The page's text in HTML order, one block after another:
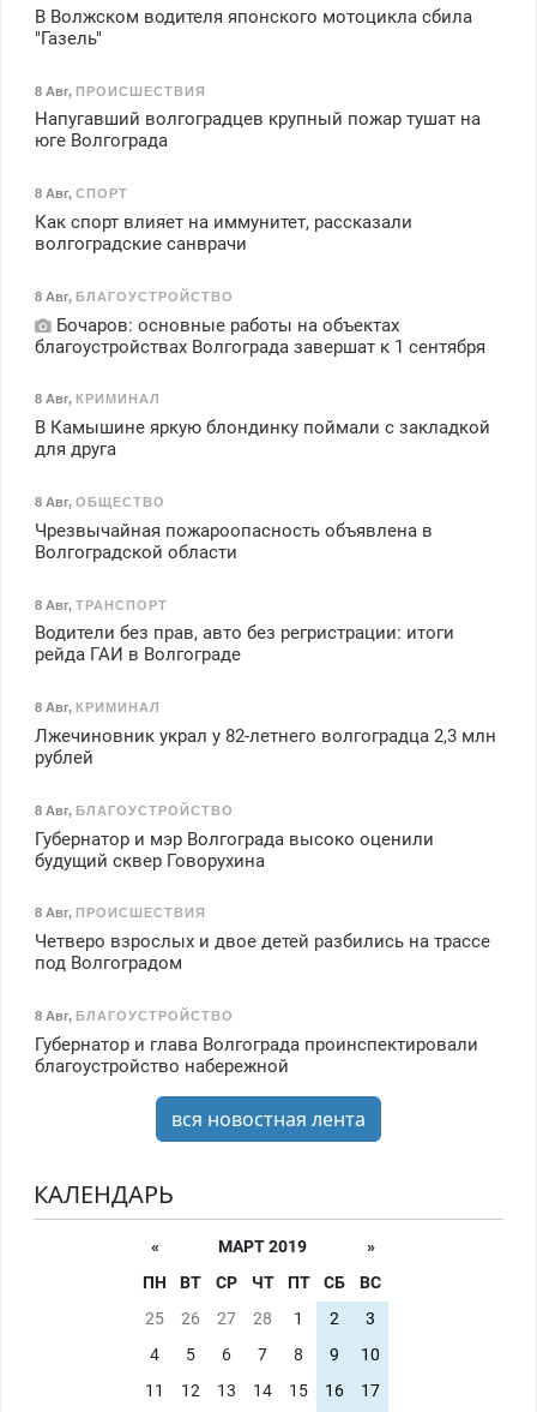
В Волжском водителя японского мотоцикла сбила
"Газель"
8 Авг, ПРОИСШЕСТВИЯ
Напугавший волгоградцев крупный пожар тушат на
юге Волгограда
8 Авг, СПОРТ
Как спорт влияет на иммунитет, рассказали
волгоградские санврачи
8 Авг, БЛАГОУСТРОЙСТВО
Бочаров: основные работы на объектах
благоустройствах Волгограда завершат к 1 сентября
8 Авг, КРИМИНАЛ
В Камышине яркую блондинку поймали с закладкой
для друга
8 Авг, ОБЩЕСТВО
Чрезвычайная пожароопасность объявлена в
Волгоградской области
8 Авг, ТРАНСПОРТ
Водители без прав, авто без регристрации: итоги
рейда ГАИ в Волгограде
8 Авг, КРИМИНАЛ
Лжечиновник украл у 82-летнего волгоградца 2,3 млн
рублей
8 Авг, БЛАГОУСТРОЙСТВО
Губернатор и мэр Волгограда высоко оценили
будущий сквер Говорухина
8 Авг, ПРОИСШЕСТВИЯ
Четверо взрослых и двое детей разбились на трассе
под Волгоградом
8 Авг, БЛАГОУСТРОЙСТВО
Губернатор и глава Волгограда проинспектировали
благоустройство набережной
вся новостная лента
КАЛЕНДАРЬ
« МАРТ 2019
»
ПН
ВТ СР ЧТ ПТ СБ
ВС
25
26 27 28 1 2
3
4
5 6 7 8 9
10
11
12 13 14 15 16 17